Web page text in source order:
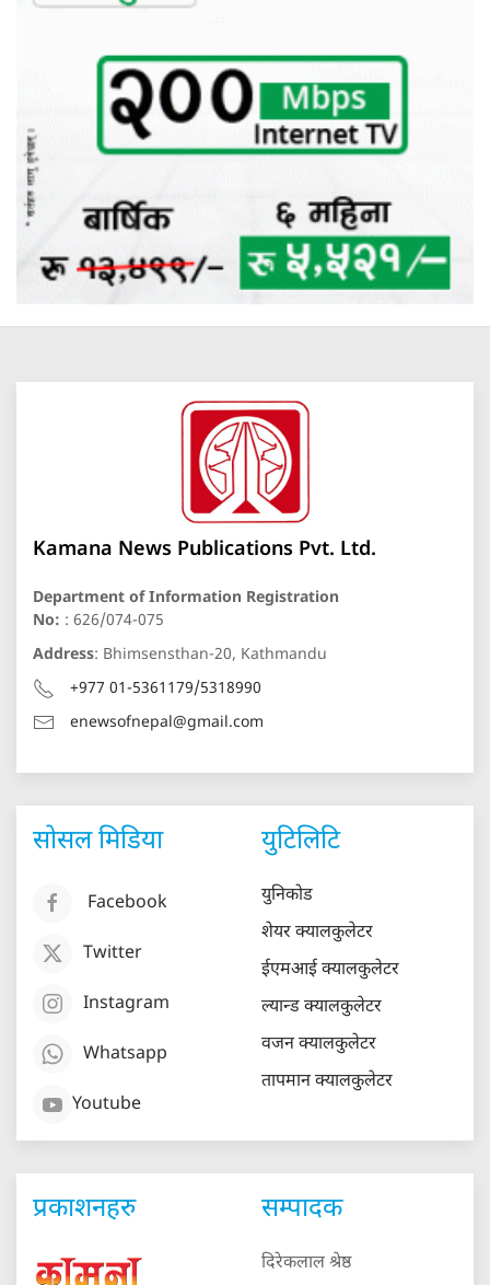
Kamana News Publications Pvt. Ltd.
Department of Information Registration
No: : 626/074-075
Address: Bhimsensthan-20, Kathmandu
+977 01-5361179/5318990
enewsofnepal@gmail.com
सोसल मिडिया
Facebook
Twitter
Instagram
Whatsapp
Youtube
युटिलिटि
युनिकोड
शेयर क्यालकुलेटर
ईएमआई क्यालकुलेटर
ल्यान्ड क्यालकुलेटर
वजन क्यालकुलेटर
तापमान क्यालकुलेटर
प्रकाशनहरु सम्पादक
दिरेकलाल श्रेष्ठ